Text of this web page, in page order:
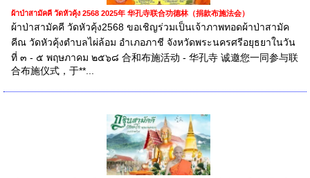
ผ้าป่าสามัคคี วัดหัวคุ้ง 2568 2025年 华孔寺联合功德林（捐款布施法会）
ผ้าป่าสามัคคี วัดหัวคุ้ง2568 ขอเชิญร่วมเป็นเจ้าภาพทอดผ้าป่าสามัค
คีณ วัดหัวคุ้งตำบลไผ่ล้อม อำเภอภาชี จังหวัดพระนครศรีอยุธยาในวัน
ที่ ๓ - ๕ พฤษภาคม ๒๕๖๘ 合和布施活动 - 华孔寺 诚邀您一同参与联
合布施仪式，于**...